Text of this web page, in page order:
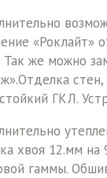
«Роклайт»
Так же можно
ГКЛ.
хвоя 12.мм
гаммы.